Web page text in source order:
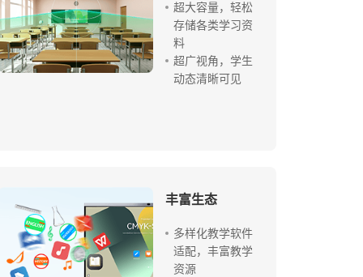
超大容量，轻松
存储各类学习资
料
超广视角，学生
动态清晰可见
丰富生态
多样化教学软件
适配，丰富教学
资源